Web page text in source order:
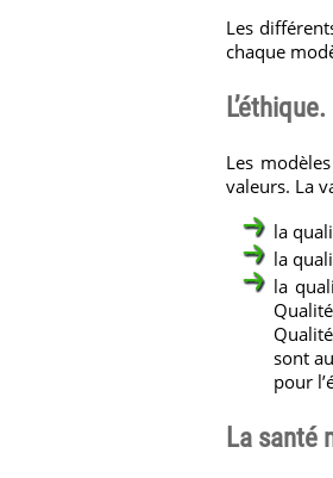
Les
chaque
L’éthique.
Les
valeurs. La
la
la
la
sont
pour
La santé